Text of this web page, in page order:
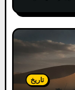
تاريخ